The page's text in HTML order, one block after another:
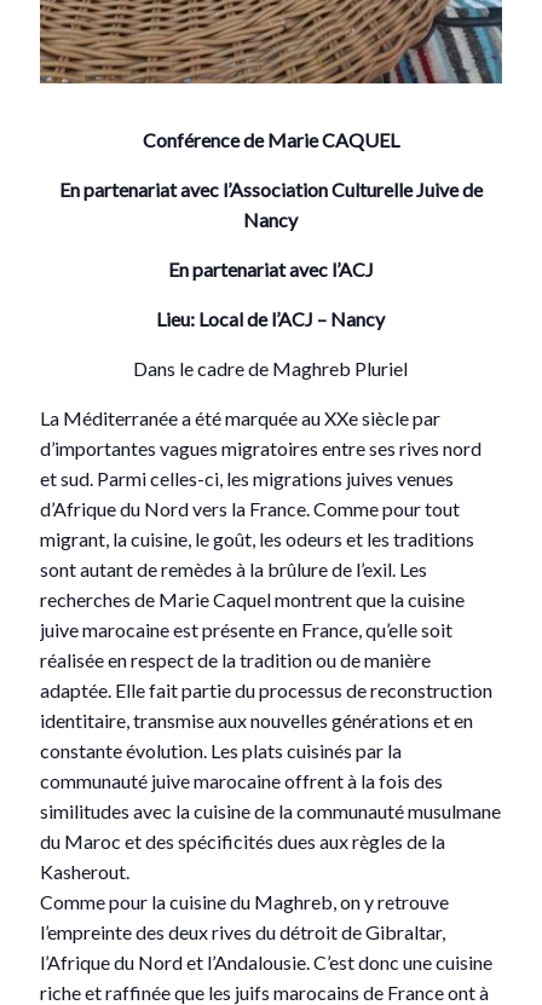
Conférence de Marie CAQUEL
En partenariat avec l’Association Culturelle Juive de
Nancy
En partenariat avec l’ACJ
Lieu: Local de l’ACJ – Nancy
Dans le cadre de Maghreb Pluriel
La Méditerranée a été marquée au XXe siècle par
d’importantes vagues migratoires entre ses rives nord
et sud. Parmi celles-ci, les migrations juives venues
d’Afrique du Nord vers la France. Comme pour tout
migrant, la cuisine, le goût, les odeurs et les traditions
sont autant de remèdes à la brûlure de l’exil. Les
recherches de Marie Caquel montrent que la cuisine
juive marocaine est présente en France, qu’elle soit
réalisée en respect de la tradition ou de manière
adaptée. Elle fait partie du processus de reconstruction
identitaire, transmise aux nouvelles générations et en
constante évolution. Les plats cuisinés par la
communauté juive marocaine offrent à la fois des
similitudes avec la cuisine de la communauté musulmane
du Maroc et des spécificités dues aux règles de la
Kasherout.
Comme pour la cuisine du Maghreb, on y retrouve
l’empreinte des deux rives du détroit de Gibraltar,
l’Afrique du Nord et l’Andalousie. C’est donc une cuisine
riche et raffinée que les juifs marocains de France ont à